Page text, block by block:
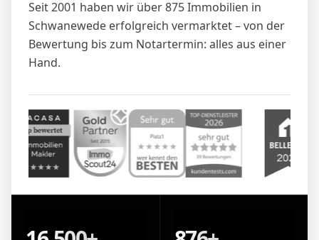
Seit 2001 haben wir über 875 Immobilien in
Schwanewede erfolgreich vermarktet – von der
Bewertung bis zum Notartermin: alles aus einer
Hand.